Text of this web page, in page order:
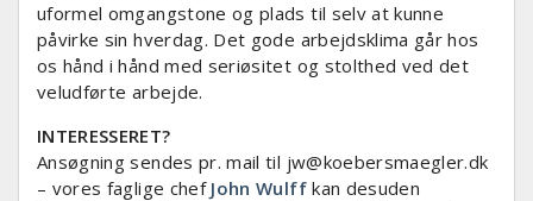
uformel omgangstone og plads til selv at kunne
påvirke sin hverdag. Det gode arbejdsklima går hos
os hånd i hånd med seriøsitet og stolthed ved det
veludførte arbejde.
INTERESSERET?
Ansøgning sendes pr. mail til jw@koebersmaegler.dk
– vores faglige chef John Wulffkan desuden